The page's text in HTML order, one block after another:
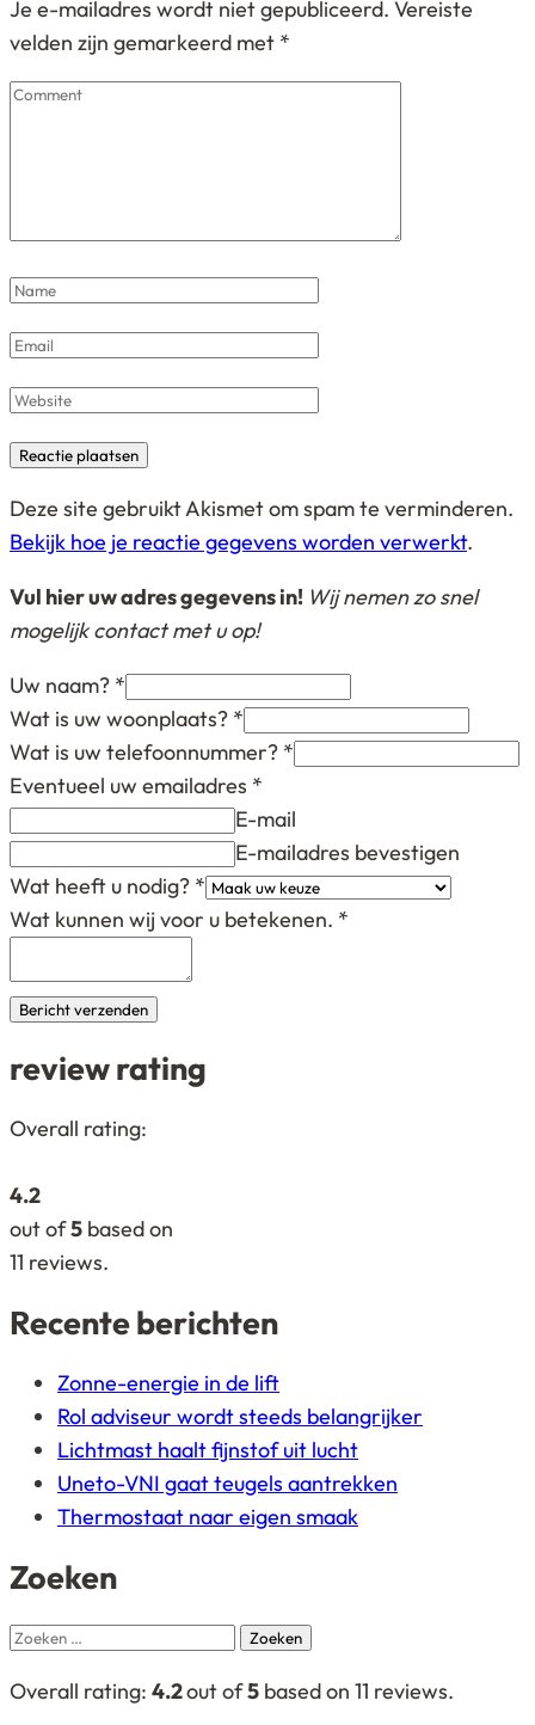
Je e-mailadres wordt niet gepubliceerd. Vereiste
velden zijn gemarkeerd met *
Comment
Name*
Email*
Website
Deze site gebruikt Akismet om spam te verminderen.
Bekijk hoe je reactie gegevens worden verwerkt.
Vul hier uw adres gegevens in! Wij nemen zo snel
mogelijk contact met u op!
Uw naam? *
Wat is uw woonplaats? *
Wat is uw telefoonnummer? *
Eventueel uw emailadres *
E-mail
E-mailadres bevestigen
Wat heeft u nodig? *
Wat kunnen wij voor u betekenen. *
Bericht verzenden
review rating
4,2
based
on
12.345
Overall rating:
4.2
out of5 based on
11 reviews.
Recente berichten
Zonne-energie in de lift
Rol adviseur wordt steeds belangrijker
Lichtmast haalt fijnstof uit lucht
Uneto-VNI gaat teugels aantrekken
Thermostaat naar eigen smaak
Zoeken
Zoeken
4,2
Overall rating: 4.2out of5 based on 11 reviews.